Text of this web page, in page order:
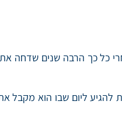
כל כך הרבה שנים שדחה את
להגיע ליום שבו הוא